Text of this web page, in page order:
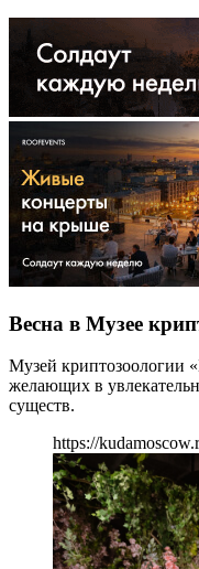
Весна в Музее
Музей криптозоологии
желающих в
существ.
https://